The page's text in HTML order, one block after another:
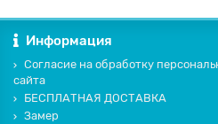
Информация
Согласие на обработку
сайта
БЕСПЛАТНАЯ ДОСТАВКА
Замер